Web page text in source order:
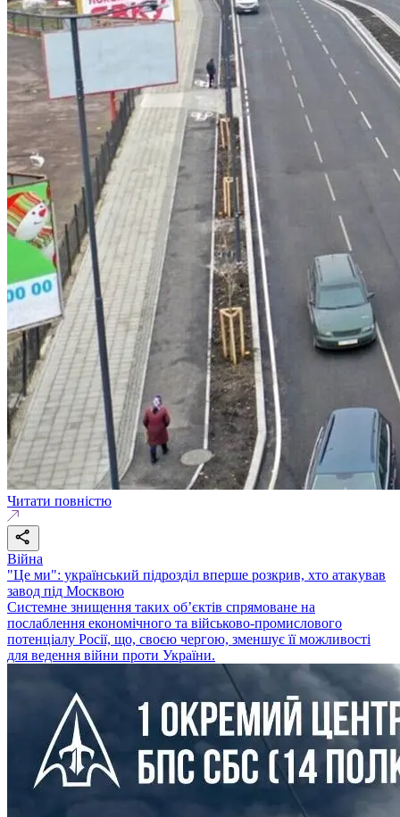
Читати повністю
Війна
"Це ми": український підрозділ вперше розкрив, хто атакував
завод під Москвою
Системне знищення таких об’єктів спрямоване на
послаблення економічного та військово-промислового
потенціалу Росії, що, своєю чергою, зменшує її можливості
для ведення війни проти України.